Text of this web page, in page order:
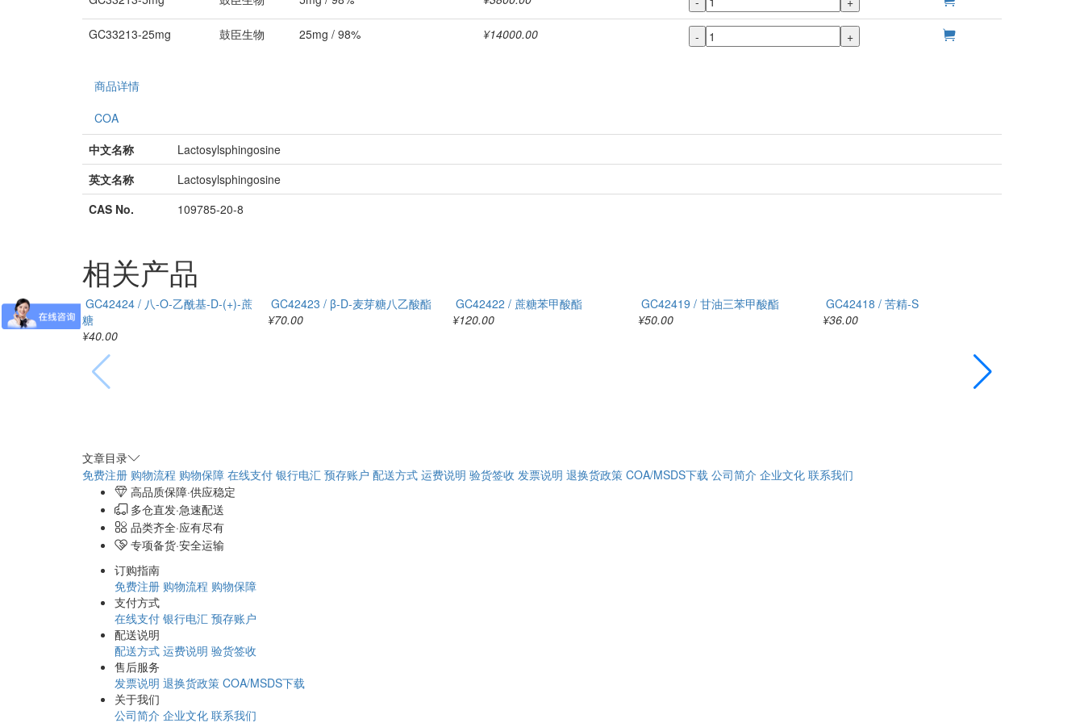
GC33213-25mg
鼓臣生物 25mg / 98% ¥14000.00 - +
商品详情
COA
中文名称
Lactosylsphingosine
英文名称
Lactosylsphingosine
CAS No.
109785-20-8
相关产品
GC42424 / 八-O-乙酰基-D-(+)-蔗
糖
¥40.00
GC42423 / β-D-麦芽糖八乙酸酯
¥70.00
GC42422 / 蔗糖苯甲酸酯
¥120.00
GC42419 / 甘油三苯甲酸酯
¥50.00
GC42418 / 苦精-S
¥36.00
文章目录
免费注册 购物流程 购物保障 在线支付 银行电汇 预存账户 配送方式 运费说明 验货签收 发票说明 退换货政策 COA/MSDS下载 公司简介 企业文化 联系我们
高品质保障·供应稳定
多仓直发·急速配送
品类齐全·应有尽有
专项备货·安全运输
订购指南
免费注册 购物流程 购物保障
支付方式
在线支付 银行电汇 预存账户
配送说明
配送方式 运费说明 验货签收
售后服务
发票说明 退换货政策 COA/MSDS下载
关于我们
公司简介 企业文化 联系我们